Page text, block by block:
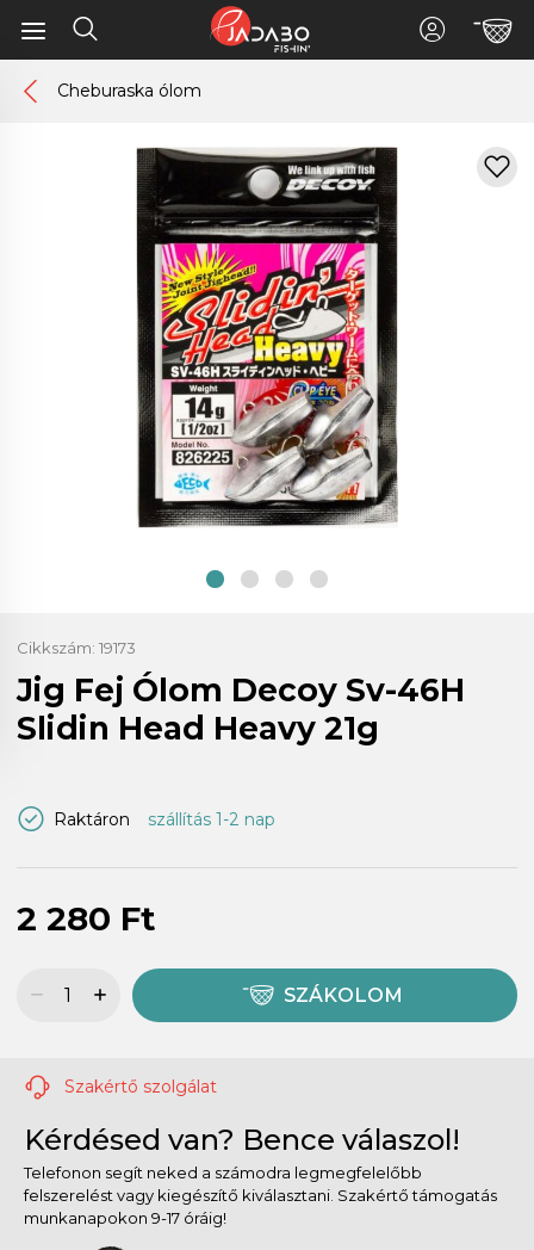
Cheburaska ólom
Cikkszám: 19173
Jig Fej Ólom Decoy Sv-46H
Slidin Head Heavy 21g
Raktáron szállítás 1-2 nap
2 280 Ft
SZÁKOLOM
Szakértő szolgálat
Kérdésed van? Bence válaszol!
Telefonon segít neked a számodra legmegfelelőbb
felszerelést vagy kiegészítő kiválasztani. Szakértő támogatás
munkanapokon 9-17 óráig!